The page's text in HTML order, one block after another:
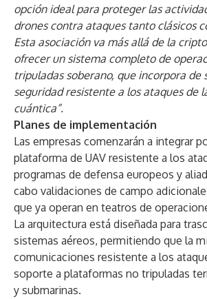
opción ideal para proteger las
drones contra ataques tanto clásicos
Esta asociación va más allá de la
ofrecer un sistema completo de
tripuladas soberano, que incorpora de
seguridad resistente a los ataques de
cuántica”.
Planes de implementación
Las empresas comenzarán a integrar
plataforma de UAV resistente a los
programas de defensa europeos y
cabo validaciones de campo
que ya operan en teatros de
La arquitectura está diseñada para
sistemas aéreos, permitiendo que la
comunicaciones resistente a los
soporte a plataformas no tripuladas
y submarinas.